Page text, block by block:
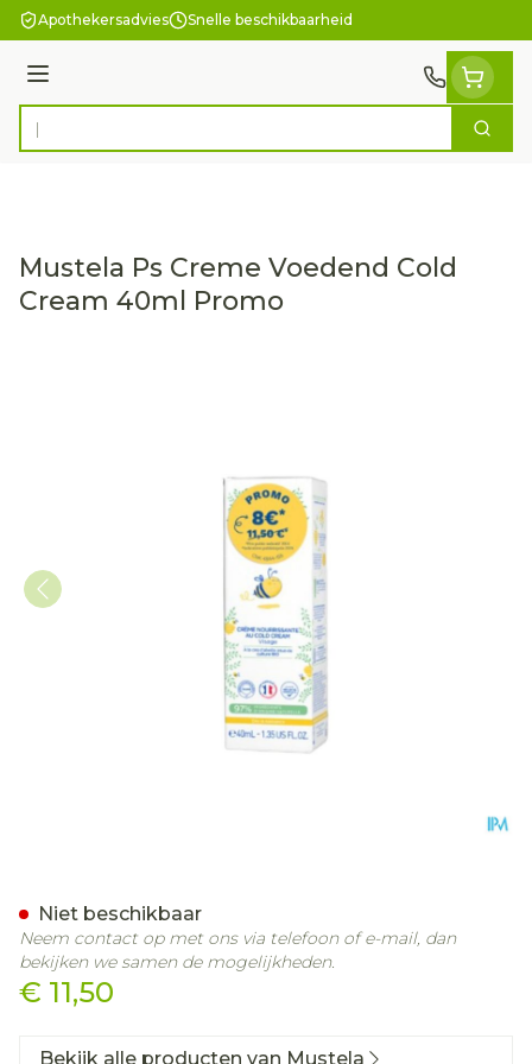
Ga naar de inhoud
Apothekersadvies Snelle beschikbaarheid
Menu
Product, merk, categorie... Zoek
Mustela Ps Creme Voedend Cold
Cream 40ml Promo
€ 11,50
Niet beschikbaar
Neem contact op met ons via telefoon of e-mail, dan
bekijken we samen de mogelijkheden.
Bekijk alle producten van Mustela